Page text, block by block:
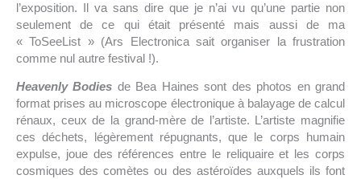
l’exposition. Il va sans dire que je n’ai vu qu’une partie non
seulement de ce qui était présenté mais aussi de ma
« ToSeeList » (Ars Electronica sait organiser la frustration
comme nul autre festival !).
Heavenly Bodies de Bea Haines sont des photos en grand
format prises au microscope électronique à balayage de calcul
rénaux, ceux de la grand-mère de l’artiste. L’artiste magnifie
ces déchets, légèrement répugnants, que le corps humain
expulse, joue des références entre le reliquaire et les corps
cosmiques des comètes ou des astéroïdes auxquels ils font